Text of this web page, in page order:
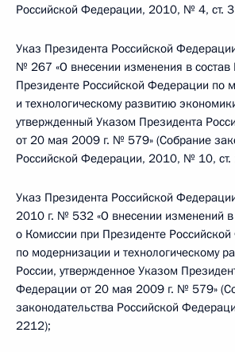
Российской Федерации, 2010, № 4, ст.
Указ Президента Российской
№ 267 «О внесении изменения в состав
Президенте Российской Федерации по
и технологическому развитию
утвержденный Указом Президента
от 20 мая 2009 г. № 579» (Собрание
Российской Федерации, 2010, № 10, ст.
Указ Президента Российской
2010 г. № 532 «О внесении изменений
о Комиссии при Президенте
по модернизации и технологическому
России, утвержденное Указом
Федерации от 20 мая 2009 г. № 579»
законодательства Российской
2212);